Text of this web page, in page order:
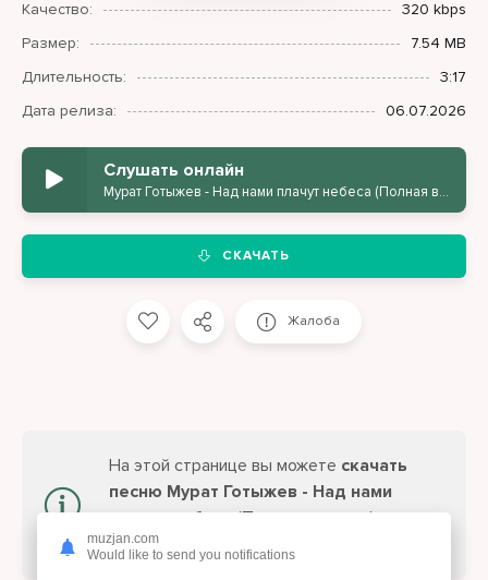
Качество:
320 kbps
Размер:
7.54 MB
Длительность:
3:17
Дата релиза:
06.07.2026
Слушать онлайн
Мурат Готыжев - Над нами плачут небеса (Полная версия)
СКАЧАТЬ
Жалоба
На этой странице вы можете скачать
песню Мурат Готыжев - Над нами
плачут небеса (Полная версия)
слушайте онлайн бесплатно.
muzjan.com
Would like to send you notifications